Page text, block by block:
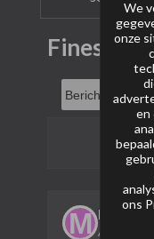
Finest
Mans5
AVP Lid
We
onze
en
ons